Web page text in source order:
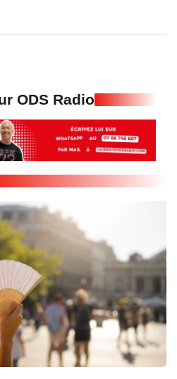
ODS Radio